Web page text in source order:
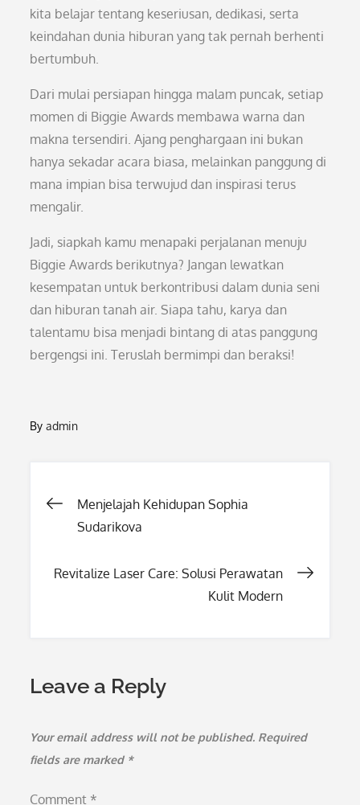
kita belajar tentang keseriusan, dedikasi, serta
keindahan dunia hiburan yang tak pernah berhenti
bertumbuh.
Dari mulai persiapan hingga malam puncak, setiap
momen di Biggie Awards membawa warna dan
makna tersendiri. Ajang penghargaan ini bukan
hanya sekadar acara biasa, melainkan panggung di
mana impian bisa terwujud dan inspirasi terus
mengalir.
Jadi, siapkah kamu menapaki perjalanan menuju
Biggie Awards berikutnya? Jangan lewatkan
kesempatan untuk berkontribusi dalam dunia seni
dan hiburan tanah air. Siapa tahu, karya dan
talentamu bisa menjadi bintang di atas panggung
bergengsi ini. Teruslah bermimpi dan beraksi!
Byadmin
Post
Menjelajah Kehidupan Sophia
Sudarikova
Revitalize Laser Care: Solusi Perawatan
Kulit Modern
Leave a Reply
Your email address will not be published. Required
fields are marked *
Comment *